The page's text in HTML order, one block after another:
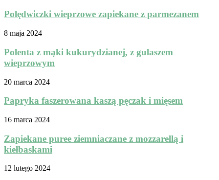
Polędwiczki wieprzowe zapiekane z parmezanem
8 maja 2024
Polenta z mąki kukurydzianej, z gulaszem
wieprzowym
20 marca 2024
Papryka faszerowana kaszą pęczak i mięsem
16 marca 2024
Zapiekane puree ziemniaczane z mozzarellą i
kiełbaskami
12 lutego 2024